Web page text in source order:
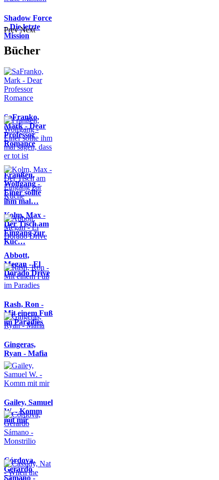
Shadow Force
– Die letzte
Mission
Prev Next
Bücher
SaFranko,
Mark - Dear
Professor
Romance
Franßen,
Wolfgang -
Einer sollte
ihm mal…
Kolm, Max -
Der Tisch am
Eingang zur
Küc…
Abbott,
Megan - El
Dorado Drive
Rash, Ron -
Mit einem Fuß
im Paradies
Gingeras,
Ryan - Mafia
Gailey, Samuel
W. - Komm
mit mir
Córdova,
Gerardo
Sámano -